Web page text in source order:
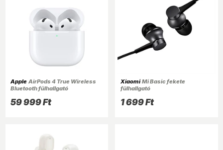
Apple AirPods 4 True Wireless
Bluetooth fülhallgató
59 999 Ft
XiaomiMi Basic fekete
fülhallgató
1 699 Ft